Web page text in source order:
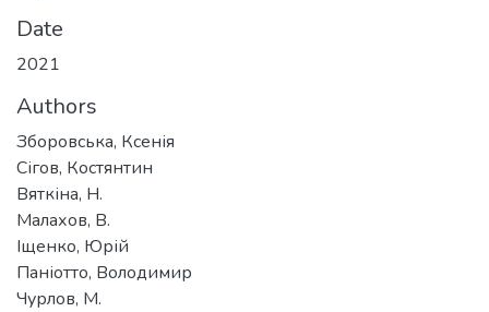
Date
2021
Authors
Зборовська, Ксенія
Сігов, Костянтин
Вяткіна, Н.
Малахов, В.
Іщенко, Юрій
Паніотто, Володимир
Чурлов, М.